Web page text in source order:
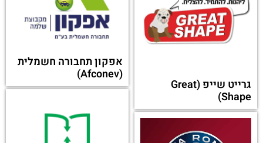
גרייט שייפ (Great
Shape)
אפקון תחבורה חשמלית
(Afconev)